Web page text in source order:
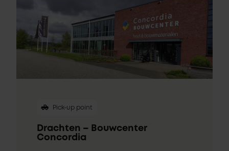
Pick-up point
Drachten – Bouwcenter
Concordia